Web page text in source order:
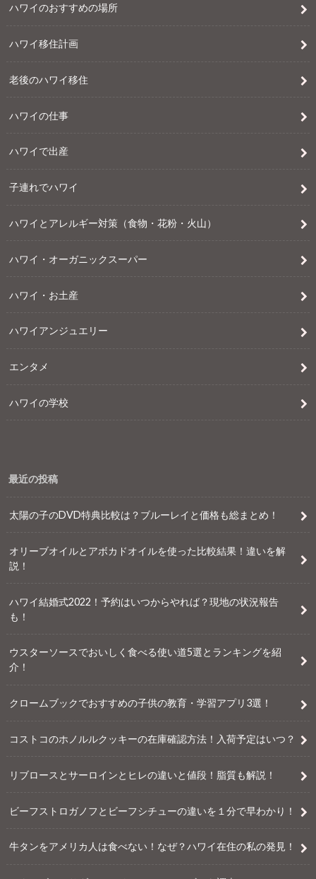
ハワイのおすすめの場所
ハワイ移住計画
老後のハワイ移住
ハワイの仕事
ハワイで出産
子連れでハワイ
ハワイとアレルギー対策（食物・花粉・火山）
ハワイ・オーガニックスーパー
ハワイ・お土産
ハワイアンジュエリー
エンタメ
ハワイの学校
最近の投稿
太陽の子のDVD特典比較は？ブルーレイと価格も総まとめ！
オリーブオイルとアボカドオイルを使った比較結果！違いを解
説！
ハワイ結婚式2022！予約はいつからやれば？現地の状況報告
も！
ウスターソースでおいしく食べる使い道5選とランキングを紹
介！
クロームブックでおすすめの子供の教育・学習アプリ3選！
コストコのホノルルクッキーの在庫確認方法！入荷予定はいつ？
リブロースとサーロインとヒレの違いと値段！脂質も解説！
ビーフストロガノフとビーフシチューの違いを１分で早わかり！
牛タンをアメリカ人は食べない！なぜ？ハワイ在住の私の発見！